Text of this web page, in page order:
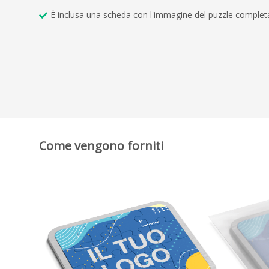
È inclusa una scheda con l'immagine del puzzle
Come vengono forniti